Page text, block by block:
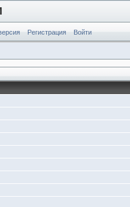
Регистрация Войти